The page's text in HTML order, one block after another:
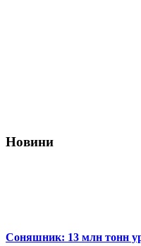
Новини
Соняшник: 13 млн тонн